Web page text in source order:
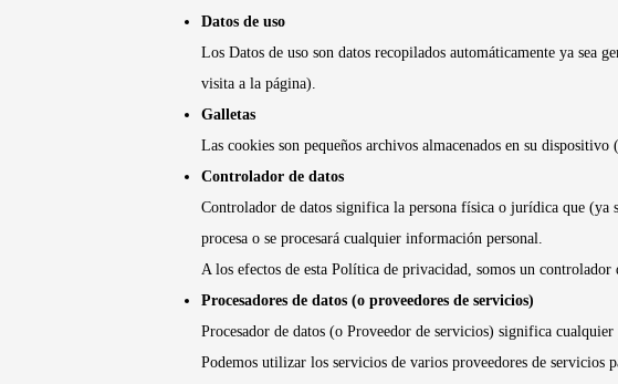
Datos de uso
Los Datos de uso son datos recopilados automáticamente ya
visita a la página).
Galletas
Las cookies son pequeños archivos almacenados en su
Controlador de datos
Controlador de datos significa la persona física o jurídica que (ya
procesa o se procesará cualquier información personal.
A los efectos de esta Política de privacidad, somos un controlador
Procesadores de datos (o proveedores de servicios)
Procesador de datos (o Proveedor de servicios) significa
Podemos utilizar los servicios de varios proveedores de servicios